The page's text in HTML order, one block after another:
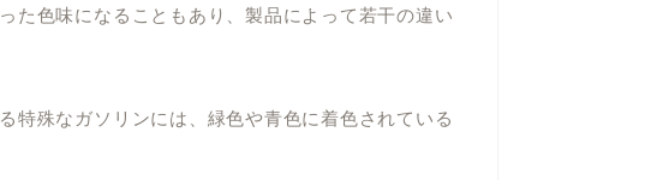
た色味になることもあり、製品によって若干の違い
特殊なガソリンには、緑色や青色に着色されている